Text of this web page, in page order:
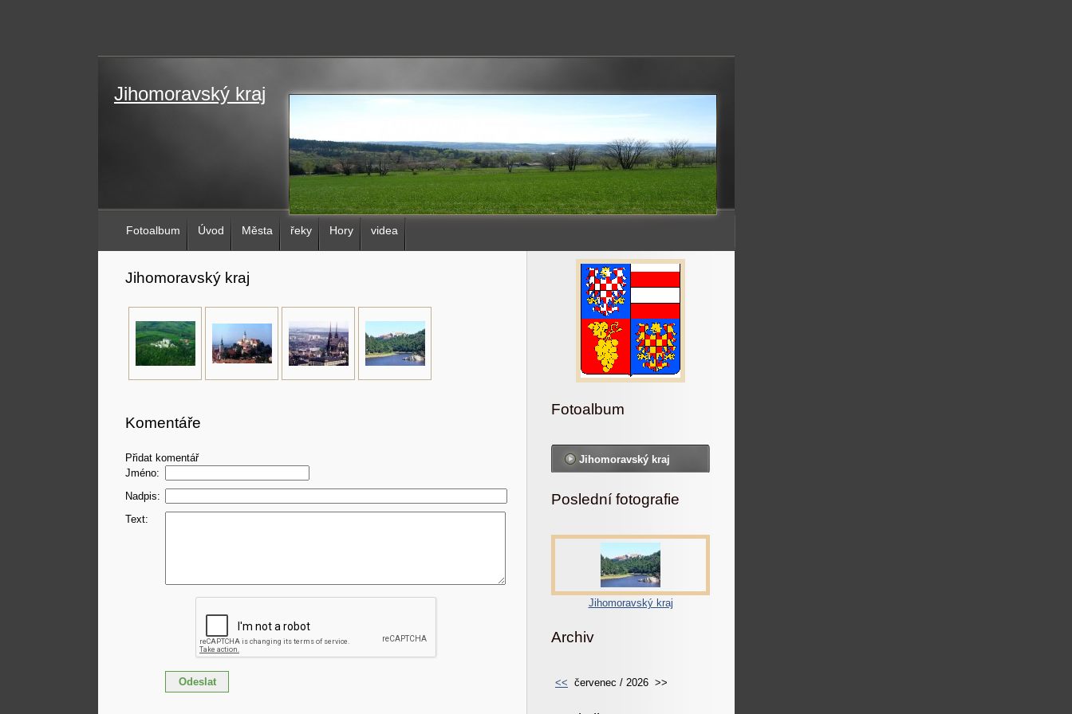
Jihomoravský kraj
Fotoalbum Úvod Města řeky Hory videa
Jihomoravský kraj
Komentáře
Přidat komentář
Jméno:
Nadpis:
Text:
Fotoalbum
Jihomoravský kraj
Poslední fotografie
Jihomoravský kraj
Archiv
<< červenec / 2026 >>